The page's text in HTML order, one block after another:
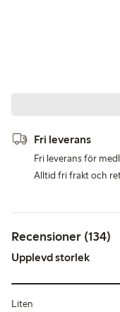
Fri leverans
Fri leverans för
Alltid fri frakt och
Recensioner (134)
Upplevd storlek
Liten